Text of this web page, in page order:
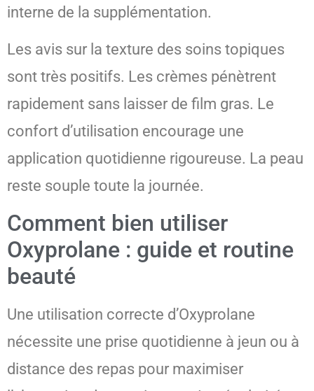
interne de la supplémentation.
Les avis sur la texture des soins topiques
sont très positifs. Les crèmes pénètrent
rapidement sans laisser de film gras. Le
confort d’utilisation encourage une
application quotidienne rigoureuse. La peau
reste souple toute la journée.
Comment bien utiliser
Oxyprolane : guide et routine
beauté
Une utilisation correcte d’Oxyprolane
nécessite une prise quotidienne à jeun ou à
distance des repas pour maximiser